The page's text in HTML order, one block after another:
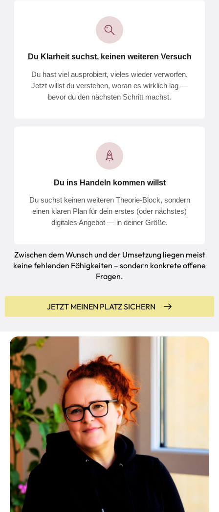
Du Klarheit suchst, keinen weiteren Versuch
Du hast viel ausprobiert, vieles wieder verworfen.
Jetzt willst du verstehen, woran es wirklich lag —
bevor du den nächsten Schritt machst.
Du ins Handeln kommen willst
Du suchst keinen weiteren Theorie-Block, sondern
einen klaren Plan für dein erstes (oder nächstes)
digitales Angebot — in deiner Größe.
Zwischen dem Wunsch und der Umsetzung liegen meist
keine fehlenden Fähigkeiten – sondern konkrete offene
Fragen.
JETZT MEINEN PLATZ SICHERN